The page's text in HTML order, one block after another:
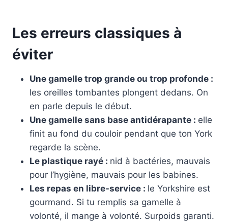
Les erreurs classiques à
éviter
Une gamelle trop grande ou trop profonde :
les oreilles tombantes plongent dedans. On
en parle depuis le début.
Une gamelle sans base antidérapante : elle
finit au fond du couloir pendant que ton York
regarde la scène.
Le plastique rayé : nid à bactéries, mauvais
pour l’hygiène, mauvais pour les babines.
Les repas en libre-service : le Yorkshire est
gourmand. Si tu remplis sa gamelle à
volonté, il mange à volonté. Surpoids garanti.